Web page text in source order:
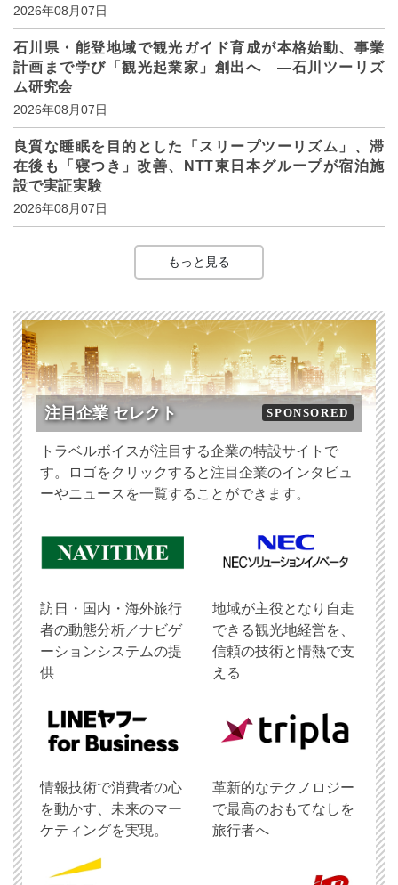
2026年08月07日
石川県・能登地域で観光ガイド育成が本格始動、事業
計画まで学び「観光起業家」創出へ ―石川ツーリズ
ム研究会
2026年08月07日
良質な睡眠を目的とした「スリープツーリズム」、滞
在後も「寝つき」改善、NTT東日本グループが宿泊施
設で実証実験
2026年08月07日
もっと見る
注目企業 セレクト SPONSORED
トラベルボイスが注目する企業の特設サイトで
す。ロゴをクリックすると注目企業のインタビュ
ーやニュースを一覧することができます。
訪日・国内・海外旅行
者の動態分析／ナビゲ
ーションシステムの提
供
地域が主役となり自走
できる観光地経営を、
信頼の技術と情熱で支
える
情報技術で消費者の心
を動かす、未来のマー
ケティングを実現。
革新的なテクノロジー
で最高のおもてなしを
旅行者へ